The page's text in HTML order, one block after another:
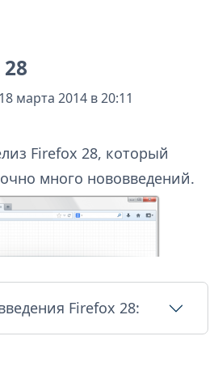
18 марта 2014 в 20:11
Firefox 28, который
много нововведений.
Firefox 28: